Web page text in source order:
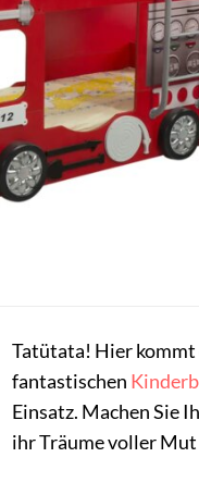
Tatütata! Hier
fantastischen
Einsatz. Machen Sie
ihr Träume voller